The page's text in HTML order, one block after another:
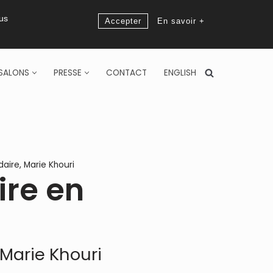
Accepter En savoir +
PRESSE CONTACT ENGLISH
, Marie Khouri
en
Khouri